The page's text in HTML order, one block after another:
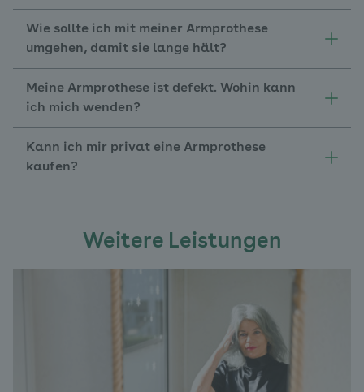
Wie sollte ich mit meiner Armprothese
umgehen, damit sie lange hält?
Meine Armprothese ist defekt. Wohin kann
ich mich wenden?
Kann ich mir privat eine Armprothese
kaufen?
Weitere Leistungen